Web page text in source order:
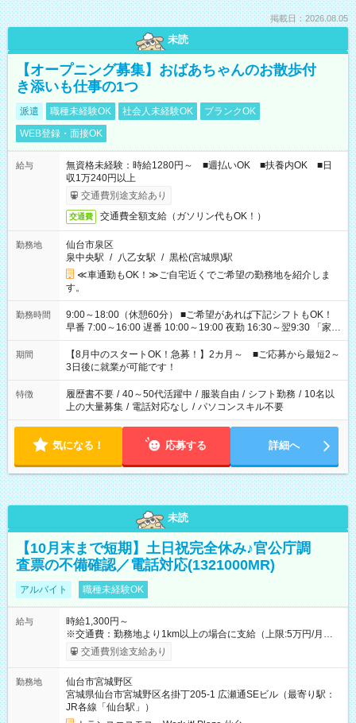
掲載日：2026.08.05
未読
【オープニング募集】おばあちゃんのお散歩付
き添いも仕事の1つ
派遣 職種未経験OK 社会人未経験OK
ブランクOK
WEB登録・面接OK
給与
無資格未経験：時給1280円～ ■週払いOK ■扶養内OK ■日
収1万240円以上
交通費別途支給あり
交通費 交通費全額支給（ガソリン代もOK！）
勤務地
仙台市泉区
泉中央駅 / 八乙女駅 / 黒松(宮城県)駅
≪車通勤もOK！≫ご自宅近くでご希望の勤務地を紹介しま
す。
勤務時間
9:00～18:00（休憩60分） ■ご希望があれば下記シフトもOK！
早番 7:00～16:00 遅番 10:00～19:00 夜勤 16:30～翌9:30 「家族
と休みを合わせたい」 「余裕を持って夕飯の準備がしたい」
「できれば残業はしたくない」 など、ご希望を教えてください
ね。 ※Wワーク希望の方へ 今ご覧のお仕事で希望する勤務時間
と、もう1つのお仕事の勤務時間。 合計で週40時間を超える場
合は応募できません。
期間
【8月中のスタートOK！急募！】2カ月～ ■ご応募から最短2～
3日後に就業が可能です！
特徴 履歴書不要 / 40～50代活躍中 / 服装自由 / シフト勤務 / 10名以
上の大量募集 / 電話対応なし / パソコンスキル不要
気になる！ 応募する 詳細へ
未読
【10月末まで短期】土日祝完全休み♪官公庁調
査票の不備確認／電話対応(1321000MR)
アルバイト 職種未経験OK
給与
時給1,300円～
※交通費：勤務地より1km以上の場合に支給（上限:5万円/月・
2,500円/日） ※残業代：残業発生時は1分単位で支給 ※研修中の
給与変動なし ＜ 収入例 ＞ ■週5日勤務の場合… 月収22万8,800
4日勤務の場合… 月収16万6,400円以上可能 ※交通費別途支給
（時給1,300円×8時間×16日） 【試用期間】試用期間なし
交通費別途支給あり
勤務地
仙台市宮城野区
宮城県仙台市宮城野区名掛丁205-1 広瀬通SEビル（最寄り駅：
JR各線「仙台駅」）